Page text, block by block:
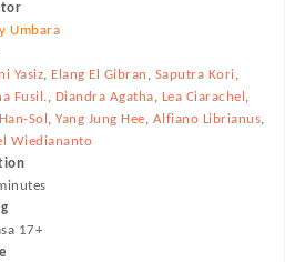
Umbara
Yasiz, Elang El Gibran , Saputra Kori,
Fusil., Diandra Agatha, Lea Ciarachel ,
Sol ,Yang Jung Hee, Alfiano Librianus,
Wiediananto
17+